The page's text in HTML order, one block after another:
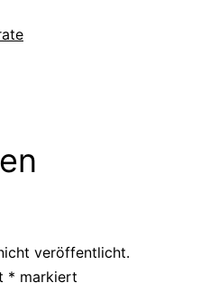
veröffentlicht.
* markiert